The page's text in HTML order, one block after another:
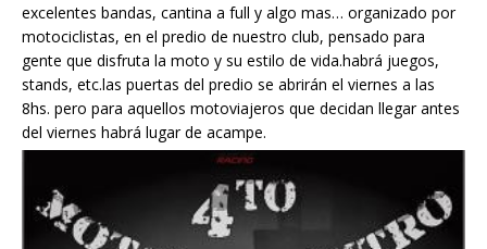
excelentes bandas, cantina a full y algo mas… organizado por
motociclistas, en el predio de nuestro club, pensado para
gente que disfruta la moto y su estilo de vida.habrá juegos,
stands, etc.las puertas del predio se abrirán el viernes a las
8hs. pero para aquellos motoviajeros que decidan llegar antes
del viernes habrá lugar de acampe.